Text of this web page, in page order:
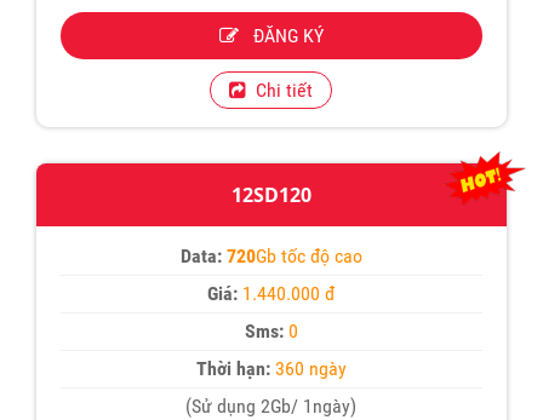
ĐĂNG KÝ
Chi tiết
12SD120
Data:720Gb tốc độ cao
Giá: 1.440.000 đ
Sms: 0
Thời hạn:360 ngày
(Sử dụng 2Gb/ 1ngày)